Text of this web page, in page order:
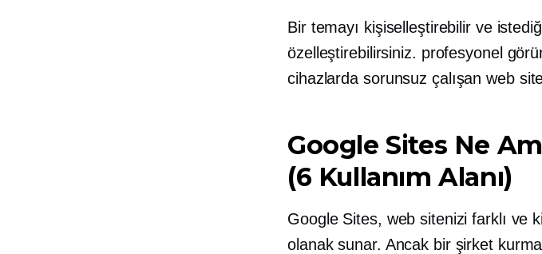
Bir temayı kişiselleştirebilir ve
özelleştirebilirsiniz. profesyonel
cihazlarda sorunsuz çalışan web
Google Sites Ne
(6 Kullanım Alanı)
Google Sites, web sitenizi farklı ve
olanak sunar. Ancak bir şirket